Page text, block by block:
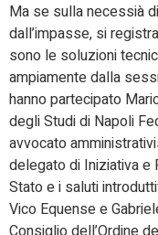
Ma se sulla necessià
dall’impasse, si
sono le soluzioni
ampiamente dalla
hanno partecipato
degli Studi di Napoli
avvocato
delegato di Iniziativa e
Stato e i saluti
Vico Equense e